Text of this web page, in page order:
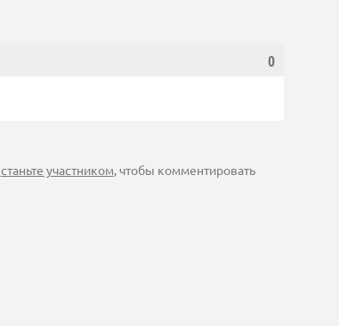
0
станьте участником, чтобы комментировать